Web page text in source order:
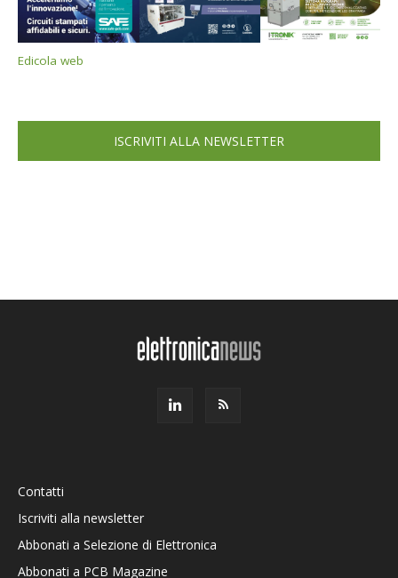
Edicola web
ISCRIVITI ALLA NEWSLETTER
Contatti
Iscriviti alla newsletter
Abbonati a Selezione di Elettronica
Abbonati a PCB Magazine